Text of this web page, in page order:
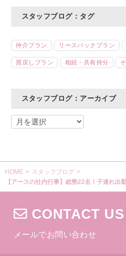
スタッフブログ：タグ
仲介プラン リースバックプラン
買戻しプラン 相続・共有持分
スタッフブログ：アーカイブ
HOME > スタッフブログ >
【アースの社内行事】総勢22名！子連れ出
CONTACT US
メールでお問い合わせ